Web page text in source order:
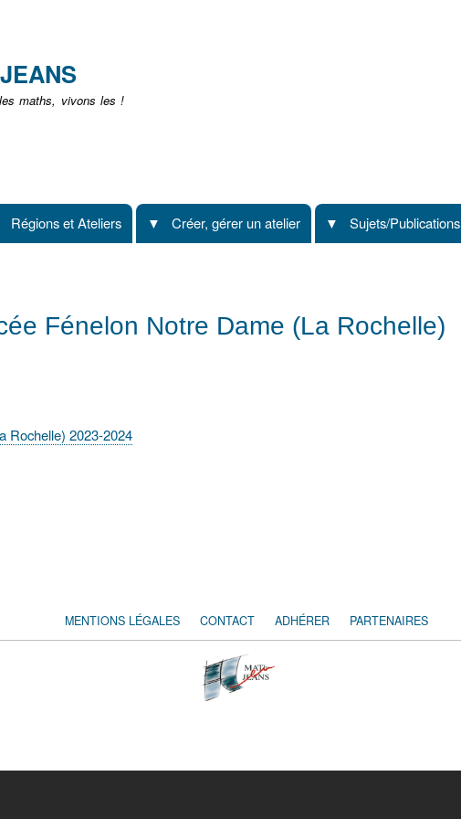
maths, vivons les !
Régions et Ateliers Créer, gérer un atelier Sujets/Publications
Fénelon Notre Dame (La Rochelle)
Rochelle) 2023-2024
MENTIONS LÉGALES CONTACT ADHÉRER PARTENAIRES